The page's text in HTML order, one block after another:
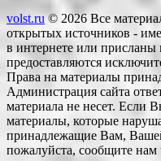
volst.ru© 2026 Все
открытых источников -
в интернете или присланы
предоставляются
Права на материалы
Администрация сайта
материала не несет. Если
материалы, которые
принадлежащие Вам,
пожалуйста, сообщите нам